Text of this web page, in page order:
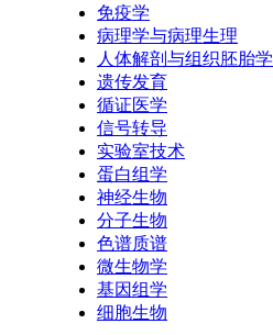
免疫学
病理学与病理生理
人体解剖与组织胚胎学
遗传发育
循证医学
信号转导
实验室技术
蛋白组学
神经生物
分子生物
色谱质谱
微生物学
基因组学
细胞生物